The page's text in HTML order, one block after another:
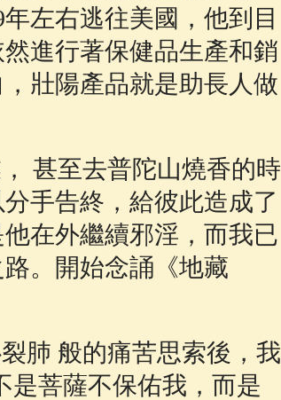
左右逃往美國，他到目
進行著保健品生產和銷
壯陽產品就是助長人做
甚至去普陀山燒香的時
手告終，給彼此造成了
在外繼續邪淫，而我已
。開始念誦《地藏
肺 般的痛苦思索後，我
是菩薩不保佑我，而是